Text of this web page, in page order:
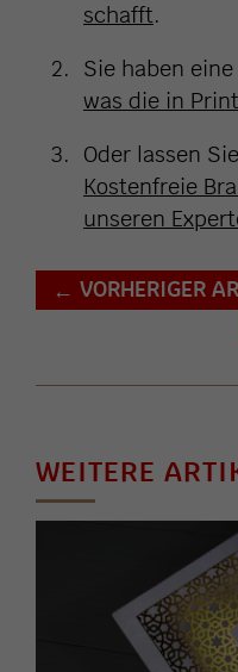
schafft.
Sie haben eine
was die in
Oder lassen
Kostenfreie
unseren
← VORHERIGER
WEITERE